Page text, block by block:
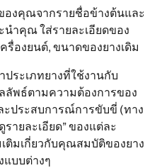
องคุณจากรายชื่อข้างต้นและ
นำคุณ ใส่รายละเอียดของ
รื่องยนต์, ขนาดของยางเดิม
ประเภทยางที่ใช้งานกับ
ลัพธ์ตามความต้องการของ
ประสบการณ์การขับขี่ (ทาง
ายละเอียด” ของแต่ละ
ติมเกี่ยวกับคุณสมบัติของยาง
แบบต่างๆ